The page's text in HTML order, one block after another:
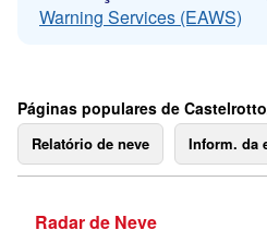
Warning Services (EAWS)
Páginas populares de
Relatório de neve Inform. da
Radar de Neve